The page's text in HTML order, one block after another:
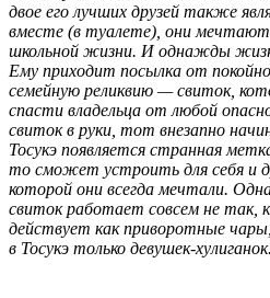
двое его лучших друзей также
вместе (в туалете), они мечтают
школьной жизни. И однажды
Ему приходит посылка от
семейную реликвию — свиток,
спасти владельца от любой
свиток в руки, тот внезапно
Тосукэ появляется странная
то сможет устроить для себя и
которой они всегда мечтали.
свиток работает совсем не так,
действует как приворотные
в Тосукэ только девушек-хулиганок.